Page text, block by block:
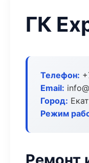
ГК
Телефон:
Email:
Город:
Режим